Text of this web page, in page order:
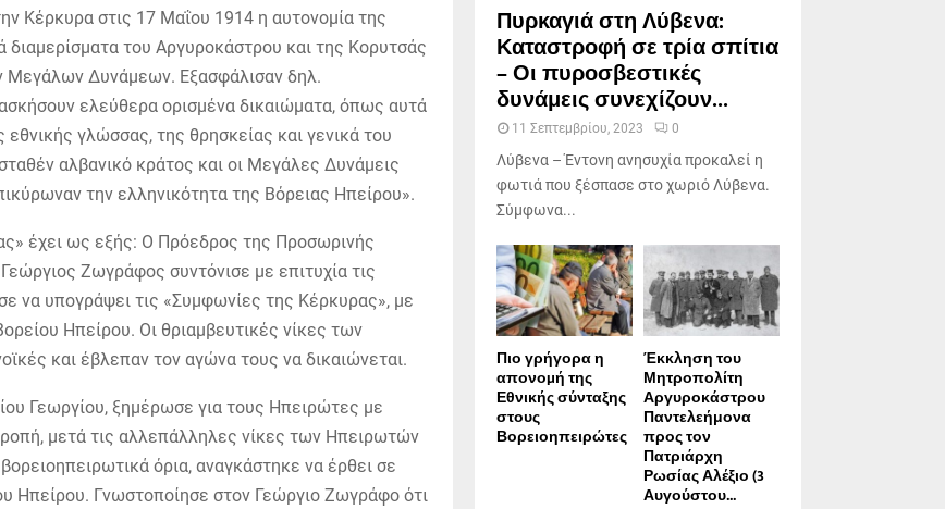
Κέρκυρα στις 17 Μαΐου 1914 η αυτονομία της
του Αργυροκάστρου και της Κορυτσάς
Μεγάλων Δυνάμεων. Εξασφάλισαν δηλ.
ελεύθερα ορισμένα δικαιώματα, όπως αυτά
γλώσσας, της θρησκείας και γενικά του
αλβανικό κράτος και οι Μεγάλες Δυνάμεις
την ελληνικότητα της Βόρειας Ηπείρου».
έχει ως εξής: Ο Πρόεδρος της Προσωρινής
Ζωγράφος συντόνισε με επιτυχία τις
να υπογράψει τις «Συμφωνίες της Κέρκυρας», με
Ηπείρου. Οι θριαμβευτικές νίκες των
και έβλεπαν τον αγώνα τους να δικαιώνεται.
Γεωργίου, ξημέρωσε για τους Ηπειρώτες με
μετά τις αλλεπάλληλες νίκες των Ηπειρωτών
όρια, αναγκάστηκε να έρθει σε
Ηπείρου. Γνωστοποίησε στον Γεώργιο Ζωγράφο ότι
Πυρκαγιά στη Λύβενα:
Καταστροφή σε τρία σπίτια
– Οι πυροσβεστικές
δυνάμεις συνεχίζουν...
11 Σεπτεμβρίου, 2023 0
Λύβενα – Έντονη ανησυχία προκαλεί η
φωτιά που ξέσπασε στο χωριό Λύβενα.
Σύμφωνα...
Πιο γρήγορα η
απονοµή της
Εθνικής σύνταξης
στους
Βορειοηπειρώτες
Έκκληση του
Μητροπολίτη
Αργυροκάστρου
Παντελεήμονα
προς τον
Πατριάρχη
Ρωσίας Αλέξιο (3
Αυγούστου...